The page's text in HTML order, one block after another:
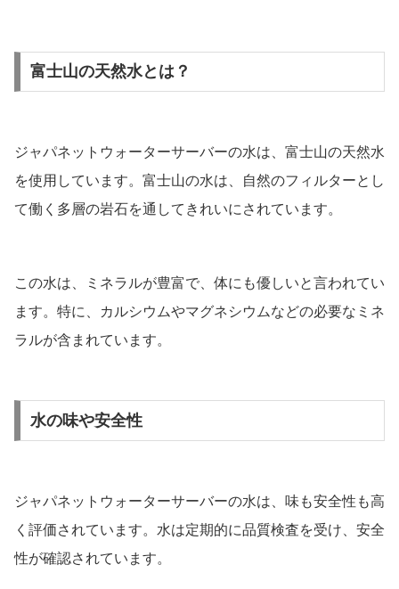
富士山の天然水とは？
ジャパネットウォーターサーバーの水は、富士山の天然水
を使用しています。富士山の水は、自然のフィルターとし
て働く多層の岩石を通してきれいにされています。
この水は、ミネラルが豊富で、体にも優しいと言われてい
ます。特に、カルシウムやマグネシウムなどの必要なミネ
ラルが含まれています。
水の味や安全性
ジャパネットウォーターサーバーの水は、味も安全性も高
く評価されています。水は定期的に品質検査を受け、安全
性が確認されています。